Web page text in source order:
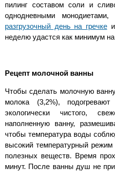
пилинг составом соли и
однодневными
разгрузочный день на гречке
неделю удастся как минимум на
Рецепт молочной ванны
Чтобы сделать молочную
молока (3,2%),
экологически чистого,
наполненную ванну,
чтобы температура воды
высокий температурный
полезных веществ. Время
минут. После ванны душ не